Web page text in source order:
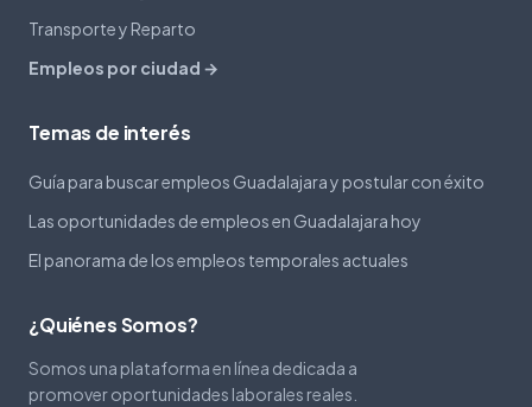
Transporte y Reparto
Empleos por ciudad →
Temas de interés
Guía para buscar empleos Guadalajara y postular con éxito
Las oportunidades de empleos en Guadalajara hoy
El panorama de los empleos temporales actuales
¿Quiénes Somos?
Somos una plataforma en línea dedicada a
promover oportunidades laborales reales.